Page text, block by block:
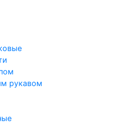
рукавом